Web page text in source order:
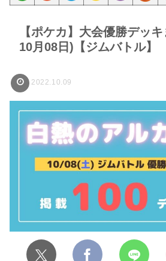
【ポケカ】大会優勝デッ
10月08日)【ジムバトル】
2022.10.09